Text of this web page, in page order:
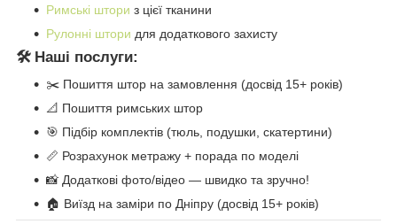
Римські штори з цієї тканини
Рулонні штори для додаткового захисту
🛠️ Наші послуги:
✂️ Пошиття штор на замовлення (досвід 15+ років)
📐 Пошиття римських штор
🎯 Підбір комплектів (тюль, подушки, скатертини)
📏 Розрахунок метражу + порада по моделі
📸 Додаткові фото/відео — швидко та зручно!
🏠 Виїзд на заміри по Дніпру (досвід 15+ років)